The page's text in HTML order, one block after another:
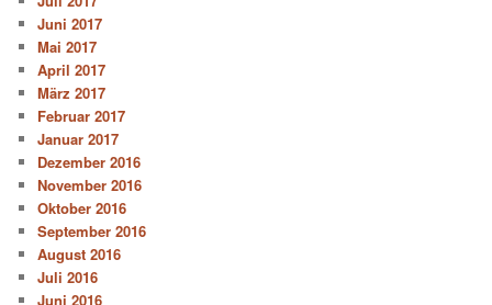
Juni 2017
Mai 2017
April 2017
März 2017
Februar 2017
Januar 2017
Dezember 2016
November 2016
Oktober 2016
September 2016
August 2016
Juli 2016
Juni 2016